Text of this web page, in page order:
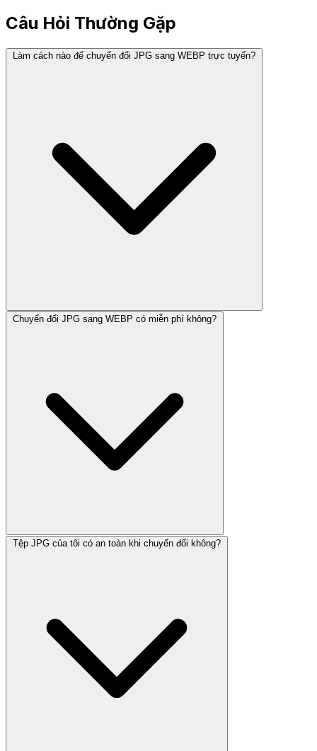
Câu Hỏi Thường Gặp
Làm cách nào để chuyển đổi JPG sang WEBP trực tuyến?
Chuyển đổi JPG sang WEBP có miễn phí không?
Tệp JPG của tôi có an toàn khi chuyển đổi không?